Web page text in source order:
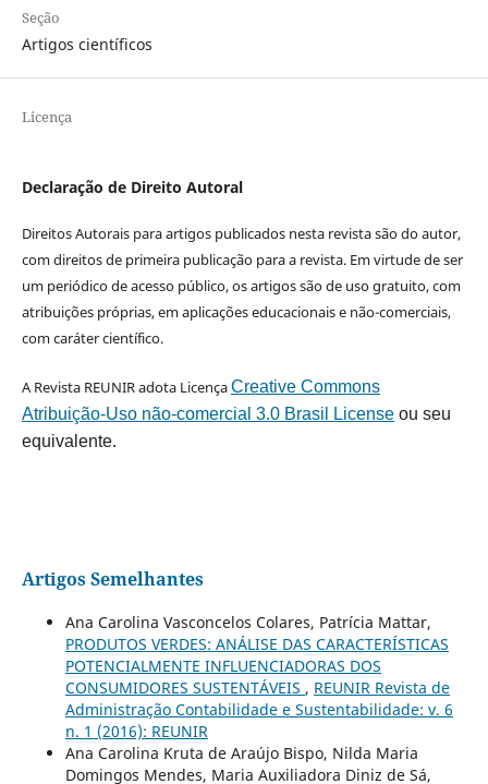
Seção
Artigos científicos
Licença
Declaração de Direito Autoral
Direitos Autorais para artigos publicados nesta revista são do autor,
com direitos de primeira publicação para a revista. Em virtude de ser
um periódico de acesso público, os artigos são de uso gratuito, com
atribuições próprias, em aplicações educacionais e não-comerciais,
com caráter científico.
A Revista REUNIR adota LicençaCreative Commons
Atribuição-Uso não-comercial 3.0 Brasil Licenseou seu
equivalente.
Artigos Semelhantes
Ana Carolina Vasconcelos Colares, Patrícia Mattar,
PRODUTOS VERDES: ANÁLISE DAS CARACTERÍSTICAS
POTENCIALMENTE INFLUENCIADORAS DOS
CONSUMIDORES SUSTENTÁVEIS , REUNIR Revista de
Administração Contabilidade e Sustentabilidade: v. 6
n. 1 (2016): REUNIR
Ana Carolina Kruta de Araújo Bispo, Nilda Maria
Domingos Mendes, Maria Auxiliadora Diniz de Sá,